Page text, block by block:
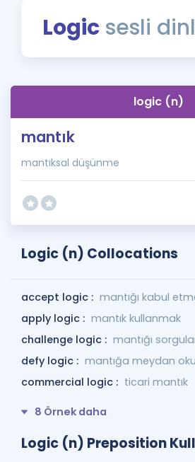
Rehberlik Aracı
Blog
İngilizce Gramer
Logic sesli
logic (n)
mantık
mantıksal düşünme
Logic (n) Collocations
accept logic : mantığı kabul
apply logic : mantık kullanmak
challenge logic : mantığı
defy logic : mantığa meydan
commercial logic : ticari mantık
8 Örnek daha
Logic (n) Preposition